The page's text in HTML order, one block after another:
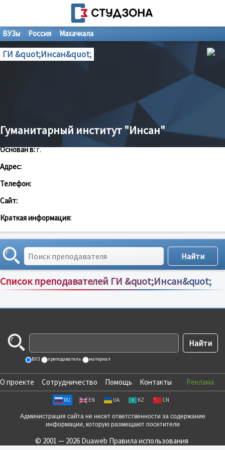
ВУЗы Россия Махачкала
ГИ &quot;Инсан&quot;
Гуманитарный институт "Инсан"
Основан в:г.
Адрес:
Телефон:
Сайт:
Краткая информация:
Список преподавателей ГИ &quot;Инсан&quot;
Сортировка по:имени;рейтингу;отзывам
ВУЗ преподаватель материал
О проекте Сотрудничество Помощь Контакты Реклама
RU EN UA KZ CN
Администрация сайта не несет ответственности за содержание
информации, которую размещают посетители
© 2001 — 2026 Duaweb Правила использования